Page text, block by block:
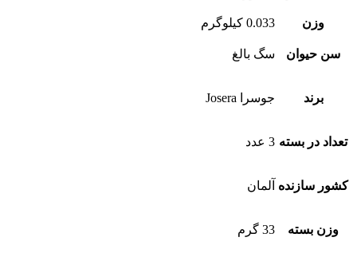
وزن 0.033 کیلوگرم
سن حیوان سگ بالغ
برند جوسرا Josera
تعداد در بسته 3 عدد
کشور سازنده آلمان
وزن بسته 33 گرم